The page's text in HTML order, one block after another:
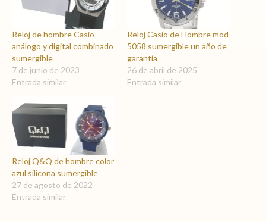
Reloj de hombre Casio
análogo y digital combinado
sumergible
7 de junio de 2023
Entrada similar
Reloj Casio de Hombre mod
5058 sumergible un año de
garantía
26 de abril de 2025
Entrada similar
Reloj Q&Q de hombre color
azul silicona sumergible
27 de agosto de 2022
Entrada similar